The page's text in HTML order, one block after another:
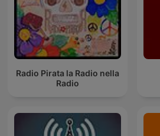
Radio Pirata la Radio nella
Radio